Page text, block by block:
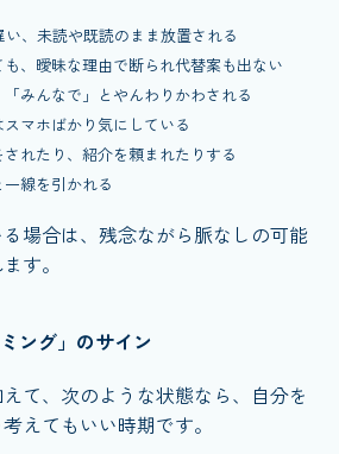
、未読や既読のまま放置される
、曖昧な理由で断られ代替案も出ない
みんなで」とやんわりかわされる
マホばかり気にしている
れたり、紹介を頼まれたりする
一線を引かれる
場合は、残念ながら脈なしの可能
す。
ング」のサイン
て、次のような状態なら、自分を
えてもいい時期です。